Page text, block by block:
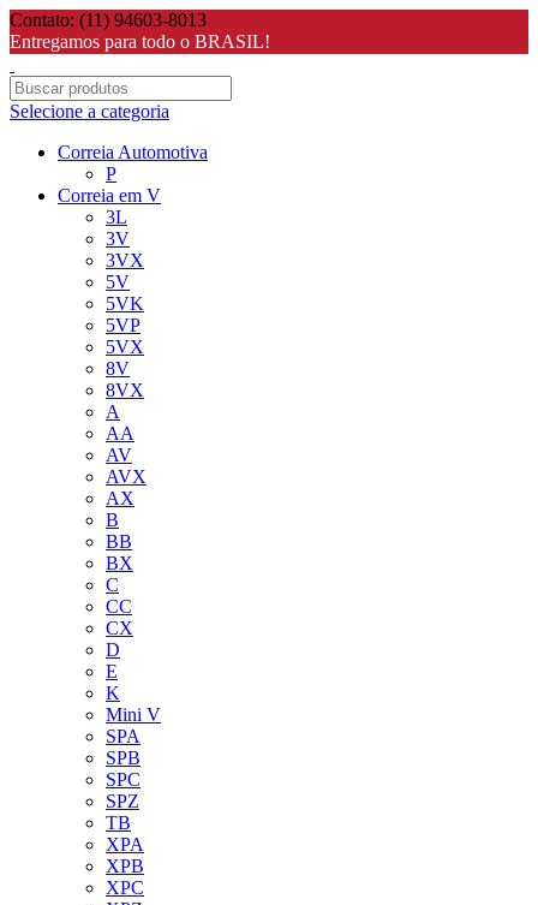
Contato: (11) 94603-8013
Entregamos para todo o BRASIL!
Selecione a categoria
Correia Automotiva
P
Correia em V
3L
3V
3VX
5V
5VK
5VP
5VX
8V
8VX
A
AA
AV
AVX
AX
B
BB
BX
C
CC
CX
D
E
K
Mini V
SPA
SPB
SPC
SPZ
TB
XPA
XPB
XPC